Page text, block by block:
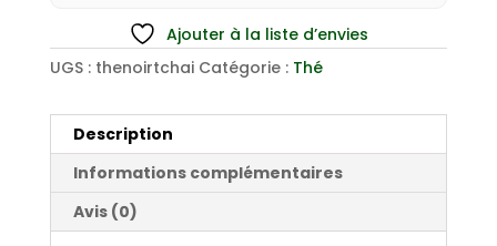
Ajouter à la liste d’envies
UGS : thenoirtchai Catégorie : Thé
Description
Informations complémentaires
Avis (0)